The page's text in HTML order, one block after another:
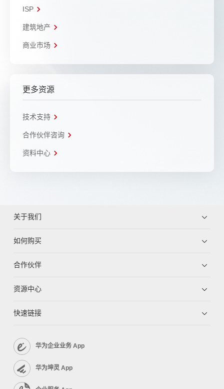
ISP
建筑地产
商业市场
更多资源
技术支持
合作伙伴咨询
资料中心
关于我们
如何购买
合作伙伴
资源中心
快速链接
华为企业业务 App
华为坤灵 App